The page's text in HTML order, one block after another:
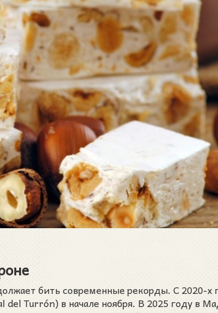
бить современные рекорды. С 2020-х
del Turrón) в начале ноября. В 2025 году в